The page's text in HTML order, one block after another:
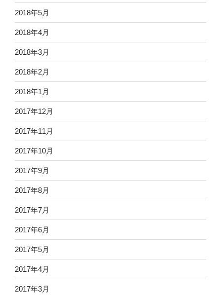
2018年5月
2018年4月
2018年3月
2018年2月
2018年1月
2017年12月
2017年11月
2017年10月
2017年9月
2017年8月
2017年7月
2017年6月
2017年5月
2017年4月
2017年3月